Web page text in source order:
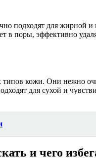
подходят для жирной
в поры, эффективно
кожи. Они нежно
для сухой и
и чего